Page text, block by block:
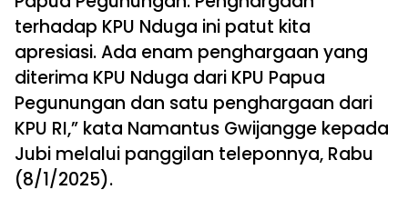
terhadap KPU Nduga ini patut kita
apresiasi. Ada enam penghargaan yang
diterima KPU Nduga dari KPU Papua
Pegunungan dan satu penghargaan dari
KPU RI,” kata Namantus Gwijangge kepada
Jubi melalui panggilan teleponnya, Rabu
(8/1/2025).